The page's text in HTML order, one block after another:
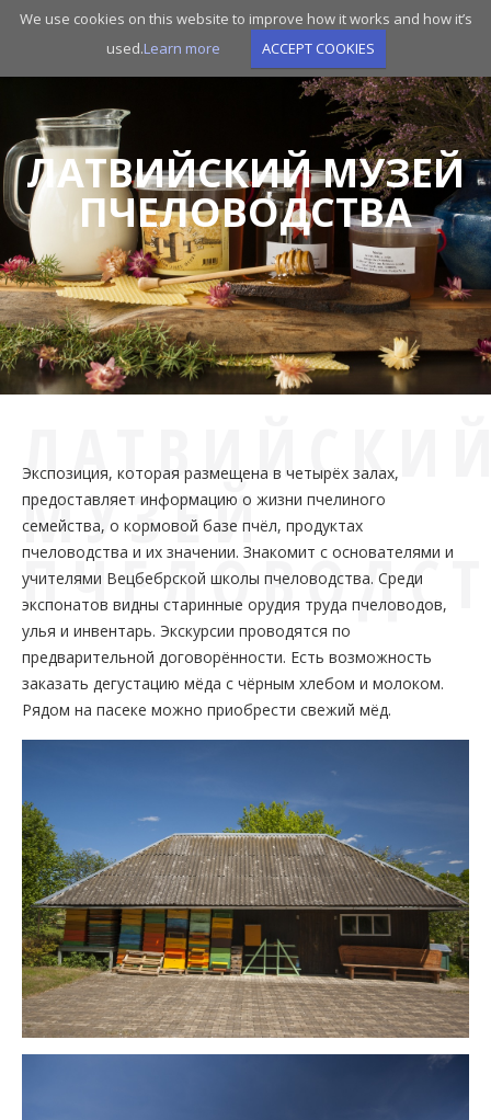
We use cookies on this website to improve how it works and how it’s
used.Learn more ACCEPT COOKIES
Skip
ЛАТВИЙСКИЙ МУЗЕЙ
ПЧЕЛОВОДСТВА
МУЗЕЙ
Экспозиция, которая размещена в четырёх залах,
предоставляет информацию о жизни пчелиного
семейства, о кормовой базе пчёл, продуктах
пчеловодства и их значении. Знакомит с основателями и
учителями Вецбебрской школы пчеловодства. Среди
экспонатов видны старинные орудия труда пчеловодов,
улья и инвентарь. Экскурсии проводятся по
предварительной договорённости. Есть возможность
заказать дегустацию мёда с чёрным хлебом и молоком.
Рядом на пасеке можно приобрести свежий мёд.